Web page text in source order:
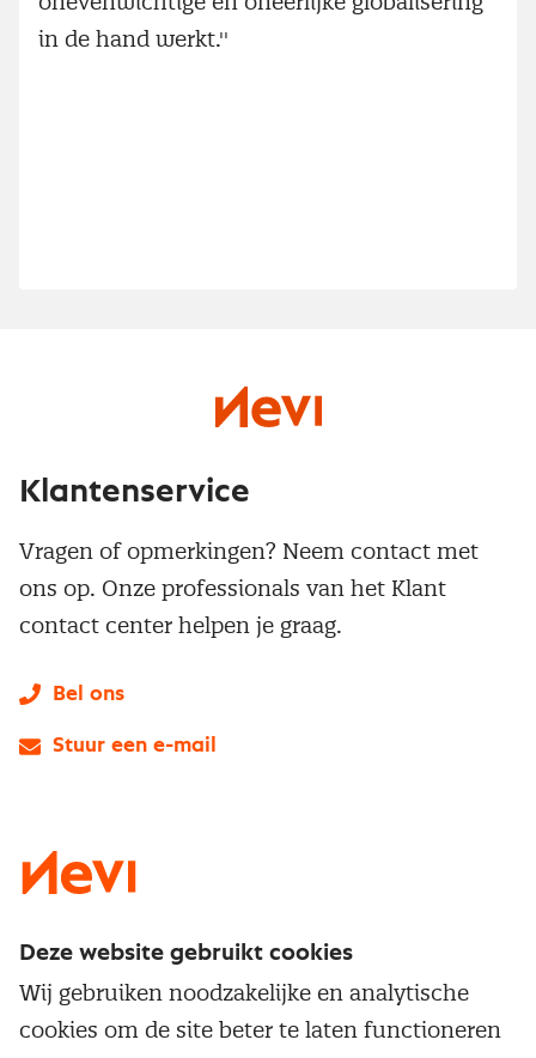
in de hand werkt.''
Service & contact
Populaire thema's
Klantenservice
Vragen of opmerkingen? Neem contact met
ons op. Onze professionals van het Klant
contact center helpen je graag.
Bel ons
Stuur een e-mail
Deze website gebruikt cookies
Wij gebruiken noodzakelijke en analytische
cookies om de site beter te laten functioneren